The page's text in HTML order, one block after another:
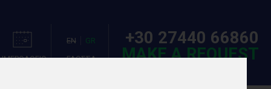
EN
GR
ΓΛΩΣΣΑ
+30 27440 66860
MAKE A REQUEST